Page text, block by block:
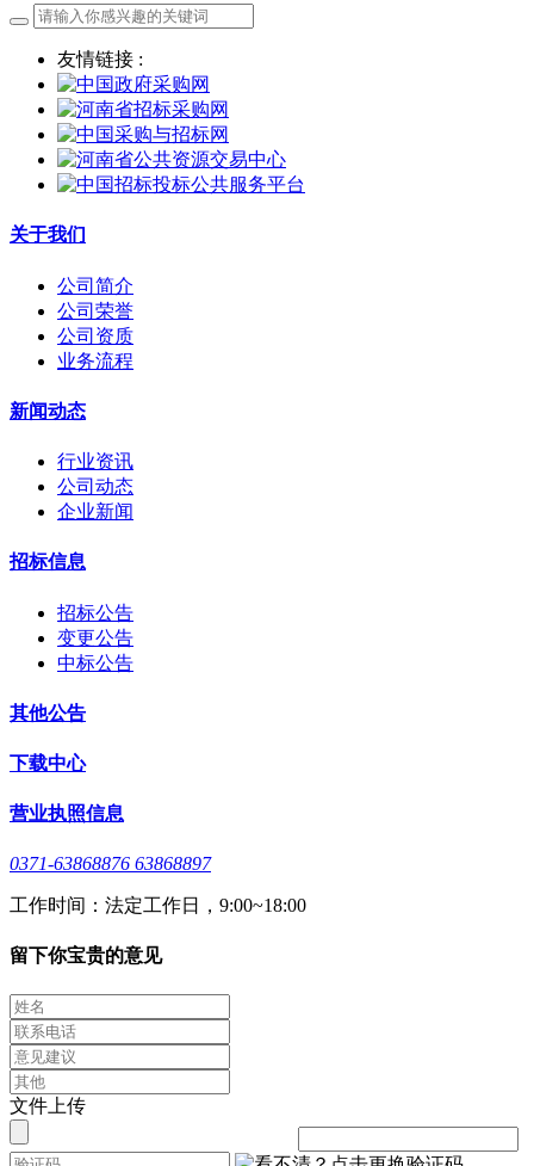
友情链接 :
关于我们
公司简介
公司荣誉
公司资质
业务流程
新闻动态
行业资讯
公司动态
企业新闻
招标信息
招标公告
变更公告
中标公告
其他公告
下载中心
营业执照信息
0371-63868876 63868897
工作时间：法定工作日，9:00~18:00
留下你宝贵的意见
文件上传